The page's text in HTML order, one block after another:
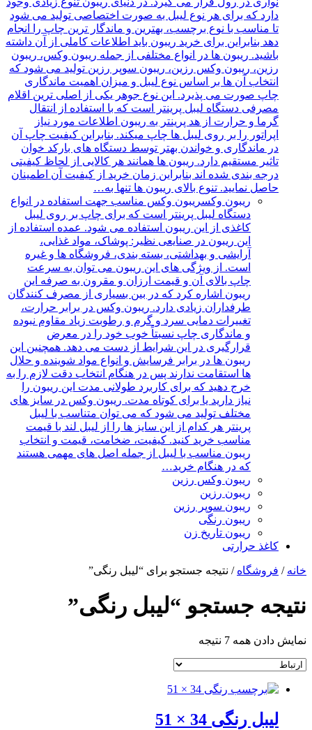
دارد که برای هر نوع لیبل به صورت اختصاصی تولید می شود
تا مناسب با نوع برچسب، بهترین و ماندگار ترین چاپ را انجام
دهد بنابراین برای خرید ریبون باید اطلاعات کاملی از آن داشته
باشید. ریبون ها در انواع مختلفی از جمله ریبون وکس، ریبون
رزین، ریبون وکس رزین، ریبون سوپر رزین تولید می شود که
انتخاب آن ها بر اساس نوع لیبل و میزان اهمیت ماندگاری
چاپ صورت می پذیرد. این نوع جوهر یکی از اصلی ترین اقلام
مصرفی دستگاه لیبل پرینتر است که با استفاده از انتقال
گرما و حرارت از هد پرینتر به ریبون اطلاعات مورد نیاز
اپراتور را بر روی لیبل ها چاپ میکند. بنابراین کیفیت چاپ آن
در ماندگاری و خواندن بهتر توسط دستگاه های بارکد خوان
تاثیر مستقیم دارد. ریبون ها همانند هر کالایی از لحاظ کیفیتی
درجه بندی شده اند بنابراین زمان خرید از کیفیت آن اطمینان
حاصل نمایید. تنوع بالای ریبون ها تنها به…
ریبون وکسریبون وکس مناسب جهت استفاده در انواع
دستگاه لیبل پرینتر است که برای چاپ بر روی لیبل
کاغذی از این ریبون استفاده می شود. عمده استفاده از
این ریبون در صنایعی نظیر: پوشاک، مواد غذایی،
آرایشی و بهداشتی، بسته بندی، فروشگاه ها و غیره
است. از ویژگی های این ریبون می توان به سرعت
چاپ بالای آن و قیمت ارزان و مقرون به صرفه این
ریبون اشاره کرد که در بین بسیاری از مصرف کنندگان
طرفداران زیادی دارد. ریبون وکس در برابر حرارت،
تغییرات دمایی سرد و گرم و رطوبت زیاد مقاوم نبوده
و ماندگاری چاپ نسبتاً خوب خود را در معرض
قرارگیری در این شرایط از دست می دهد. همچنین این
ریبون ها در برابر فرسایش و انواع مواد شوینده و حلال
ها استقامت ندارند پس در هنگام انتخاب دقت لازم را به
خرج دهید که برای کاربرد طولانی مدت این ریبون را
نیاز دارید یا برای کوتاه مدت. ریبون وکس در سایز های
مختلف تولید می شود که می توان متناسب با لیبل
پرینتر هر کدام از این سایز ها را از لیبل لند با قیمت
مناسب خرید کنید. کیفیت، ضخامت، قیمت و انتخاب
ریبون مناسب با لیبل از جمله اصل های مهمی هستند
که در هنگام خرید…
ریبون وکس رزین
ریبون رزین
ریبون سوپر رزین
ریبون رنگی
ریبون تاریخ زن
کاغذ حرارتی
خانه / فروشگاه / نتیجه جستجو برای “لیبل رنگی”
نتیجه جستجو “لیبل رنگی”
نمایش دادن همه 7 نتیجه
لیبل رنگی 34 × 51